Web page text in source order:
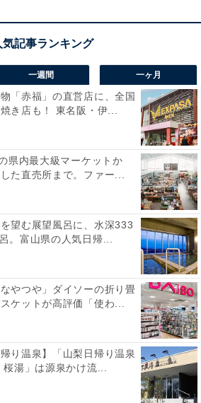
「食事も美味しくお腹いっぱいに
があがっています。圧倒的な絶景
たい人や、建築美と良質な温泉を
すすめの宿です。
ーポン祭」とは？
一週間 一ヶ月
「赤福」の直営店に、全国
き店も！ 東名阪・伊...
県内最大級マーケットか
た直売所まで。ファー...
望む展望風呂に、水深333
。富山県の人気日帰...
なやつや」ダイソーの折り畳
ケットが高評価「使わ...
り温泉】「山梨日帰り温泉
湯」は源泉かけ流...